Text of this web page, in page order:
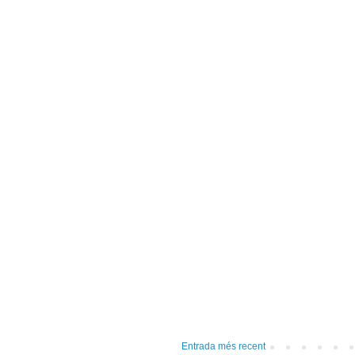
Entrada més recent